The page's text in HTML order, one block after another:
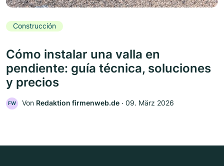
Construcción
Cómo instalar una valla en
pendiente: guía técnica, soluciones
y precios
FW Von Redaktion firmenweb.de ‧ 09. März 2026